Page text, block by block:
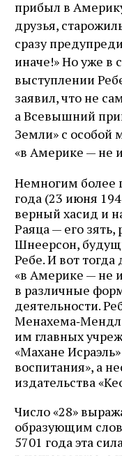
прибыл в
друзья,
сразу
иначе!» Но уже
выступлении
заявил, что не
а Всевышний
Земли» с особой
«в Америке — не
Немногим более
года (23 июня
верный хасид и
Раяца — его
Шнеерсон,
Ребе. И вот тогда
«в Америке — не
в различные
деятельности.
им главных
«Махане
воспитания», а
издательства
Число «28»
образующим
5701 года эта